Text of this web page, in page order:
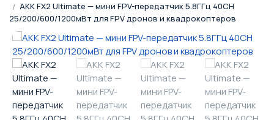
AKK FX2 Ultimate — мини FPV-передатчик 5.8ГГц 40CH
25/200/600/1200мВт для FPV дронов и квадрокоптеров